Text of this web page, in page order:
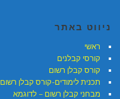
ניווט באתר
ראשי
קורסי קבלנים
קורס קבלן רשום
תכנית לימודים-קורס קבלן רשום
מבחני קבלן רשום – לדוגמא